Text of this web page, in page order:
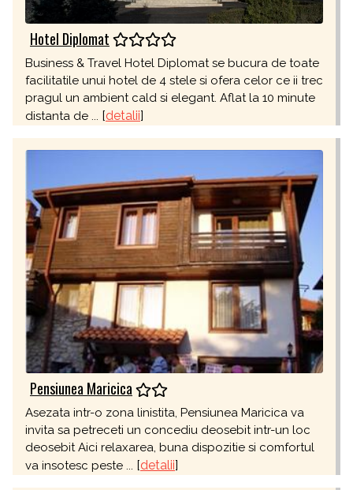
Hotel Diplomat
Business & Travel Hotel Diplomat se bucura de toate
facilitatile unui hotel de 4 stele si ofera celor ce ii trec
pragul un ambient cald si elegant. Aflat la 10 minute
distanta de ... [detalii]
Pensiunea Maricica
Asezata intr-o zona linistita, Pensiunea Maricica va
invita sa petreceti un concediu deosebit intr-un loc
deosebit Aici relaxarea, buna dispozitie si comfortul
va insotesc peste ... [detalii]